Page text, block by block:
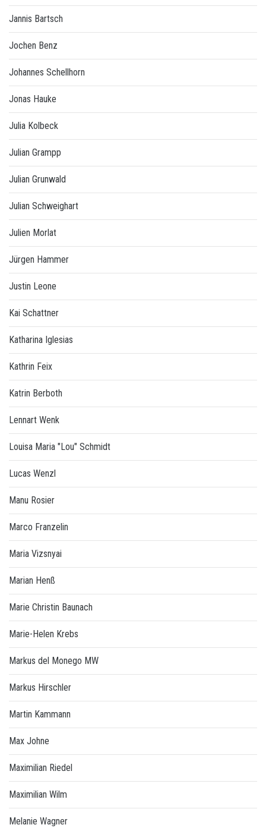
Jannis Bartsch
Jochen Benz
Johannes Schellhorn
Jonas Hauke
Julia Kolbeck
Julian Grampp
Julian Grunwald
Julian Schweighart
Julien Morlat
Jürgen Hammer
Justin Leone
Kai Schattner
Katharina Iglesias
Kathrin Feix
Katrin Berboth
Lennart Wenk
Louisa Maria "Lou" Schmidt
Lucas Wenzl
Manu Rosier
Marco Franzelin
Maria Vizsnyai
Marian Henß
Marie Christin Baunach
Marie-Helen Krebs
Markus del Monego MW
Markus Hirschler
Martin Kammann
Max Johne
Maximilian Riedel
Maximilian Wilm
Melanie Wagner